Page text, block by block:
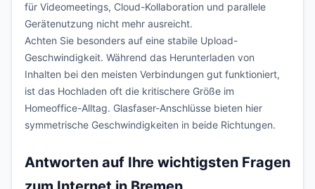
für Videomeetings, Cloud-Kollaboration und parallele
Gerätenutzung nicht mehr ausreicht.
Achten Sie besonders auf eine stabile Upload-
Geschwindigkeit. Während das Herunterladen von
Inhalten bei den meisten Verbindungen gut funktioniert,
ist das Hochladen oft die kritischere Größe im
Homeoffice-Alltag. Glasfaser-Anschlüsse bieten hier
symmetrische Geschwindigkeiten in beide Richtungen.
Antworten auf Ihre wichtigsten Fragen